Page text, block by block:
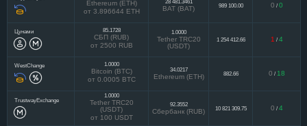
Ethereum (ETH)
от 3.896644 ETH
28 481.3461
BAT (BAT) 989 100.00 0 / 0
Цунами 85.1728
СБП (RUB)
от 2500 RUB
1.0000
Tether TRC20
(USDT)
1 254 412.66 1 / 4
WestChange 1.0000
Bitcoin (BTC)
от 0.0005 BTC
34.0217
Ethereum (ETH) 882.66 0 / 18
TrustwayExchange
1.0000
Tether TRC20
(USDT)
от 100 USDT
92.3552
Сбербанк (RUB) 10 821 309.75 0 / 4